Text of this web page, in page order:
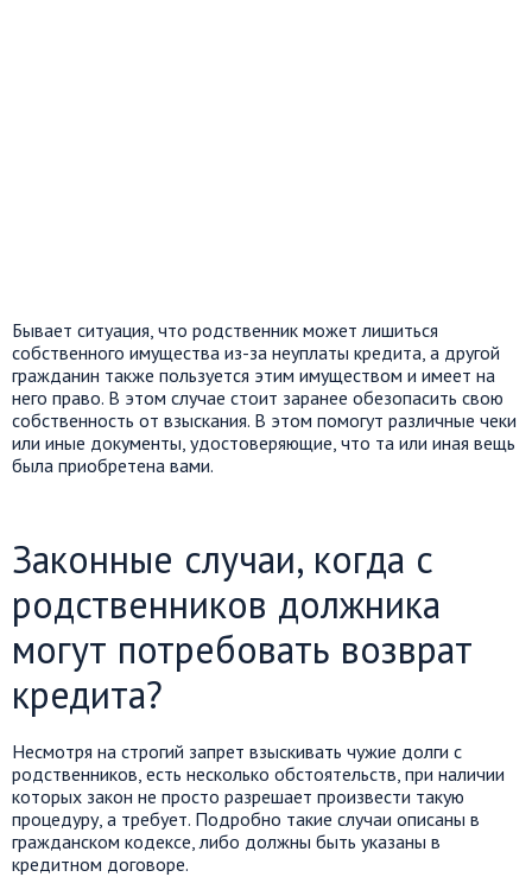
Бывает ситуация, что родственник может лишиться
собственного имущества из-за неуплаты кредита, а другой
гражданин также пользуется этим имуществом и имеет на
него право. В этом случае стоит заранее обезопасить свою
собственность от взыскания. В этом помогут различные чеки
или иные документы, удостоверяющие, что та или иная вещь
была приобретена вами.
Законные случаи, когда с
родственников должника
могут потребовать возврат
кредита?
Несмотря на строгий запрет взыскивать чужие долги с
родственников, есть несколько обстоятельств, при наличии
которых закон не просто разрешает произвести такую
процедуру, а требует. Подробно такие случаи описаны в
гражданском кодексе, либо должны быть указаны в
кредитном договоре.